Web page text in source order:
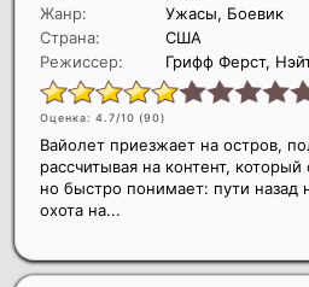
Жанр:
Ужасы, Боевик
Страна:
США
Режиссер:
Грифф Ферст,
Оценка: 4.7/10 (90)
Вайолет приезжает на остров,
рассчитывая на контент,
но быстро понимает: пути назад
охота на...